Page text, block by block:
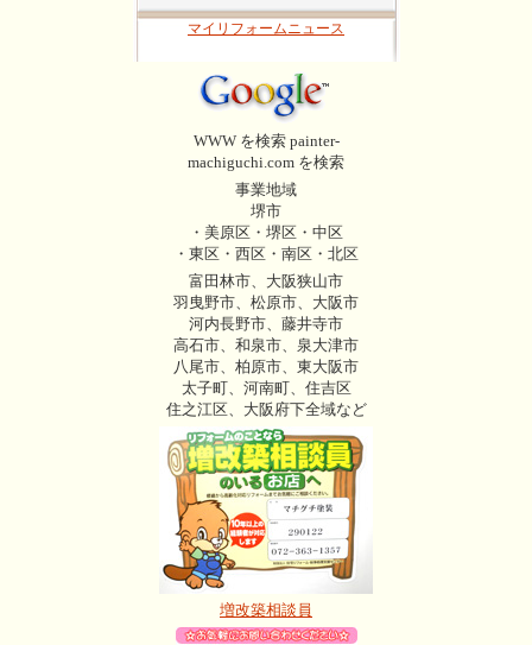
マイリフォームニュース
WWW を検索 painter-
machiguchi.com を検索
事業地域
堺市
・美原区・堺区・中区
・東区・西区・南区・北区
富田林市、大阪狭山市
羽曳野市、松原市、大阪市
河内長野市、藤井寺市
高石市、和泉市、泉大津市
八尾市、柏原市、東大阪市
太子町、河南町、住吉区
住之江区、大阪府下全域など
増改築相談員